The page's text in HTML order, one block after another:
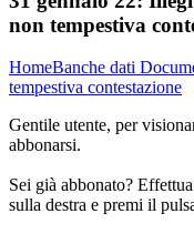
non tempestiva
HomeBanche dati
tempestiva contestazione
Gentile utente, per
abbonarsi.
Sei già abbonato?
sulla destra e premi il